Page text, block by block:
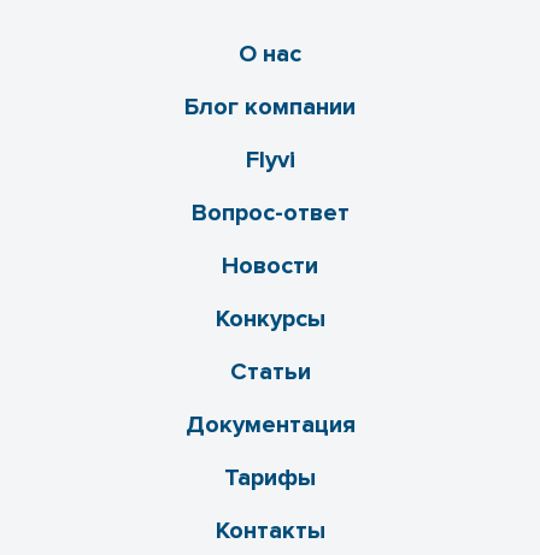
О нас
Блог компании
Flyvi
Вопрос-ответ
Новости
Конкурсы
Статьи
Документация
Тарифы
Контакты